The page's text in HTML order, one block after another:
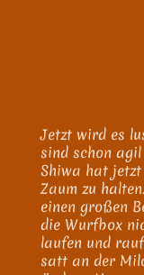
Jetzt wird es
sind schon
Shiwa hat
Zaum zu
einen großen
die Wurfbox
laufen und
satt an der